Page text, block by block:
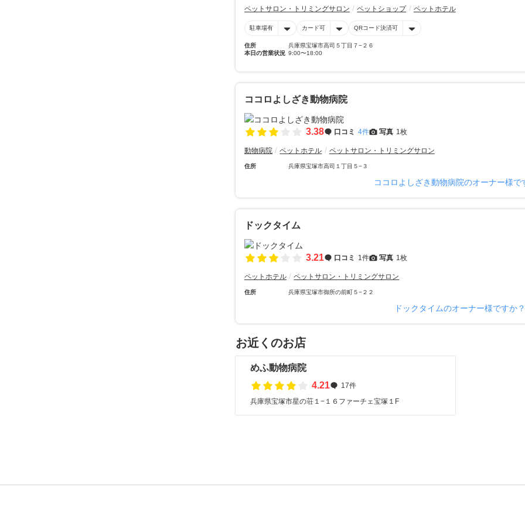
ペットサロン・トリミングサロン ペットショップ ペットホテル
駐車場有 カード可 QRコード決済可
住所
兵庫県宝塚市高司５丁目７−２６
本日の営業状況 9:00〜18:00
ココロよしざき動物病院
3.38 口コミ 4件 写真 1枚
動物病院 ペットホテル ペットサロン・トリミングサロン
住所 兵庫県宝塚市高司１丁目５−３
ココロよしざき動物病院のオーナー様で
ドックタイム
3.21 口コミ 1件 写真 1枚
ペットホテル ペットサロン・トリミングサロン
住所 兵庫県宝塚市御所の前町５−２２
ドックタイムのオーナー様ですか？
お近くのお店
めふ動物病院
4.21
17件
兵庫県宝塚市星の荘１−１６ファーチェ宝塚１F